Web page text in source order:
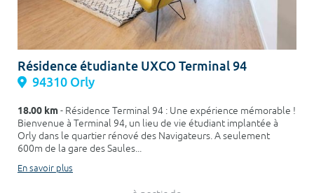
Résidence étudiante UXCO Terminal 94
94310 Orly
18.00 km- Résidence Terminal 94 : Une expérience mémorable !
Bienvenue à Terminal 94, un lieu de vie étudiant implantée à
Orly dans le quartier rénové des Navigateurs. A seulement
600m de la gare des Saules...
En savoir plus